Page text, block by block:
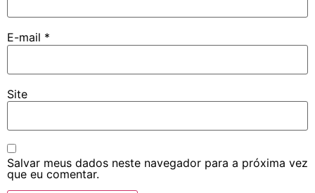
E-mail *
Site
Salvar meus dados neste navegador para a próxima vez
que eu comentar.